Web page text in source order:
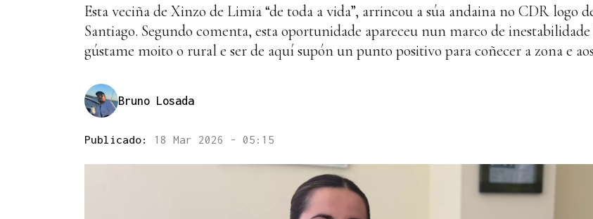
Esta veciña de Xinzo de Limia “de toda a vida”, arrincou a súa andaina no CDR logo
Santiago. Segundo comenta, esta oportunidade apareceu nun marco de
gústame moito o rural e ser de aquí supón un punto positivo para coñecer a zona e
Bruno Losada
Publicado: 18 Mar 2026 - 05:15